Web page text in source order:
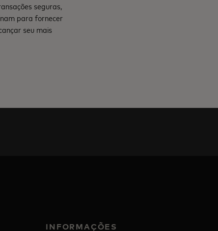
seguras,
para fornecer
seu mais
INFORMAÇÕES